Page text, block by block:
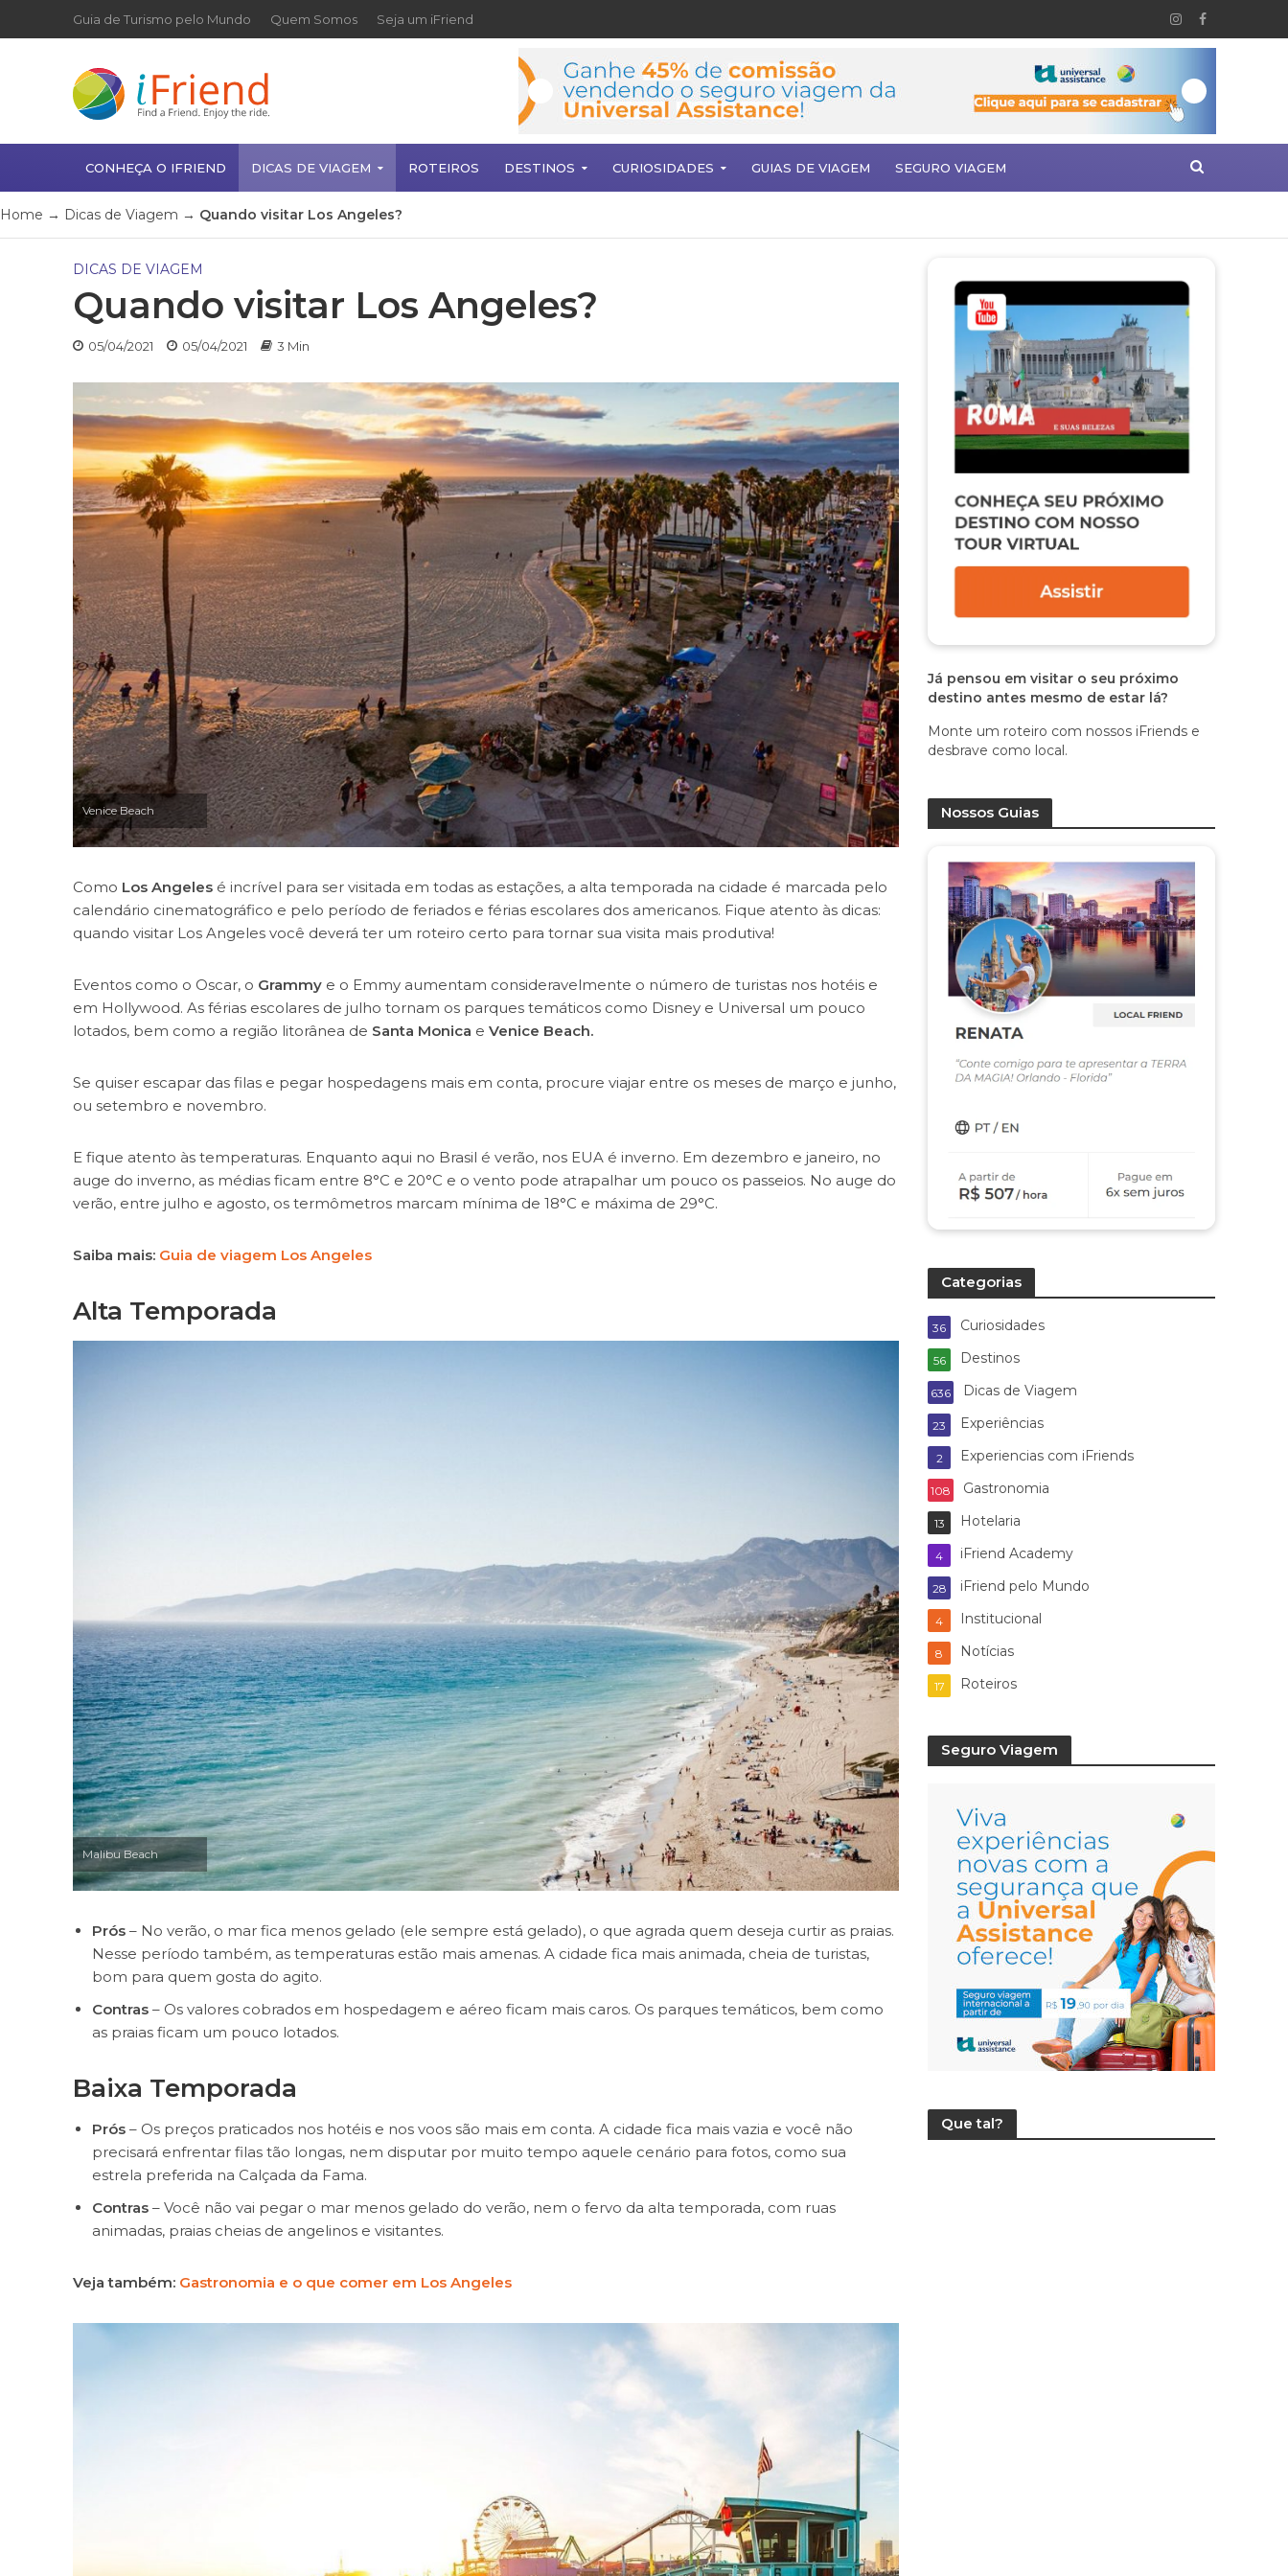
Guia de Turismo pelo Mundo Quem Somos Seja um iFriend
CONHEÇA O IFRIEND DICAS DE VIAGEM ROTEIROS DESTINOS CURIOSIDADES GUIAS DE VIAGEM SEGURO VIAGEM
Home → Dicas de Viagem → Quando visitar Los Angeles?
DICAS DE VIAGEM
Quando visitar Los Angeles?
05/04/2021 05/04/2021 3 Min
Venice Beach
Como Los Angelesé incrível para ser visitada em todas as estações, a alta temporada na cidade é marcada pelo
calendário cinematográfico e pelo período de feriados e férias escolares dos americanos. Fique atento às dicas:
quando visitar Los Angeles você deverá ter um roteiro certo para tornar sua visita mais produtiva!
Eventos como o Oscar, o Grammy e o Emmy aumentam consideravelmente o número de turistas nos hotéis e
em Hollywood. As férias escolares de julho tornam os parques temáticos como Disney e Universal um pouco
lotados, bem como a região litorânea de Santa Monica e Venice Beach.
Se quiser escapar das filas e pegar hospedagens mais em conta, procure viajar entre os meses de março e junho,
ou setembro e novembro.
E fique atento às temperaturas. Enquanto aqui no Brasil é verão, nos EUA é inverno. Em dezembro e janeiro, no
auge do inverno, as médias ficam entre 8°C e 20°C e o vento pode atrapalhar um pouco os passeios. No auge do
verão, entre julho e agosto, os termômetros marcam mínima de 18°C e máxima de 29°C.
Saiba mais: Guia de viagem Los Angeles
Alta Temporada
Malibu Beach
Prós – No verão, o mar fica menos gelado (ele sempre está gelado), o que agrada quem deseja curtir as praias.
Nesse período também, as temperaturas estão mais amenas. A cidade fica mais animada, cheia de turistas,
bom para quem gosta do agito.
Contras – Os valores cobrados em hospedagem e aéreo ficam mais caros. Os parques temáticos, bem como
as praias ficam um pouco lotados.
Baixa Temporada
Prós – Os preços praticados nos hotéis e nos voos são mais em conta. A cidade fica mais vazia e você não
precisará enfrentar filas tão longas, nem disputar por muito tempo aquele cenário para fotos, como sua
estrela preferida na Calçada da Fama.
Contras – Você não vai pegar o mar menos gelado do verão, nem o fervo da alta temporada, com ruas
animadas, praias cheias de angelinos e visitantes.
Veja também: Gastronomia e o que comer em Los Angeles
Já pensou em visitar o seu próximo
destino antes mesmo de estar lá?
Monte um roteiro com nossos iFriends e
desbrave como local.
Nossos Guias
Categorias
Curiosidades
36
Destinos
56
Dicas de Viagem
636
Experiências
23
Experiencias com iFriends
2
Gastronomia
108
Hotelaria
13
iFriend Academy
4
iFriend pelo Mundo
28
Institucional
4
Notícias
8
Roteiros
17
Seguro Viagem
Que tal?